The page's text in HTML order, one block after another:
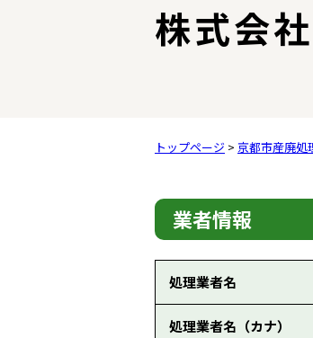
株式会
トップページ > 京都市産廃処
業者情報
処理業者名
処理業者名（カナ）